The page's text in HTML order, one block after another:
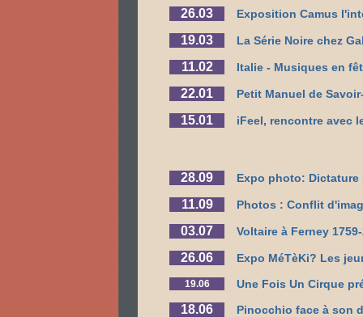
26.03 Exposition Camus
19.03 La Série Noire chez
11.02 Italie - Musiques en
22.01 Petit Manuel de
15.01 iFeel, rencontre avec
28.09 Expo photo: Dictature
11.09 Photos : Conflit
03.07 Voltaire à Ferney
26.06 Expo MéTèKi? Les
19.06 Une Fois Un Cirque
18.06 Pinocchio face à son